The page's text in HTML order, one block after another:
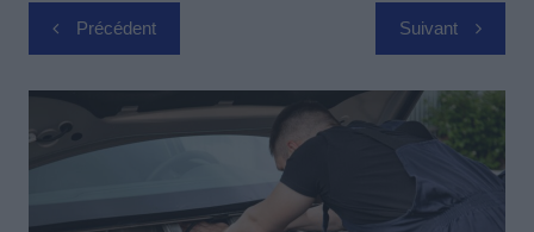
Navigation
de
l’article
Précédent Suivant